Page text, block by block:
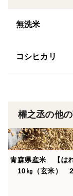
ります。
無洗米
コシヒカリ
權之丞の他
青森県産米 【はれ
10㎏（玄米）